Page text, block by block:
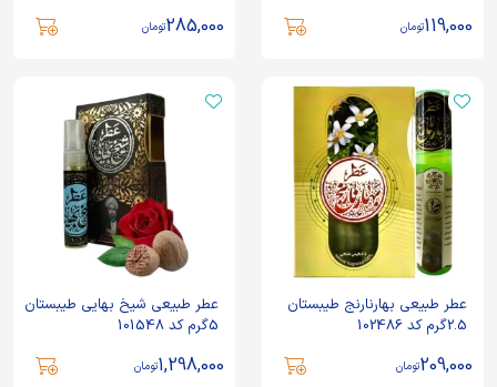
119,000تومان 285,000تومان
عطر طبیعی بهارنارنج طیبستان
2.5گرم کد 102486
209,000تومان
عطر طبیعی شیخ بهایی طیبستان
5گرم کد 101548
1,298,000تومان